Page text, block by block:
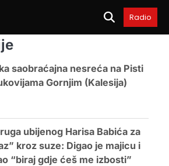
Radio
saobraćajna nesreća na Pisti
Gornjim (Kalesija)
ubijenog Harisa Babića za
kroz suze: Digao je majicu i
“biraj gdje ćeš me izbosti”